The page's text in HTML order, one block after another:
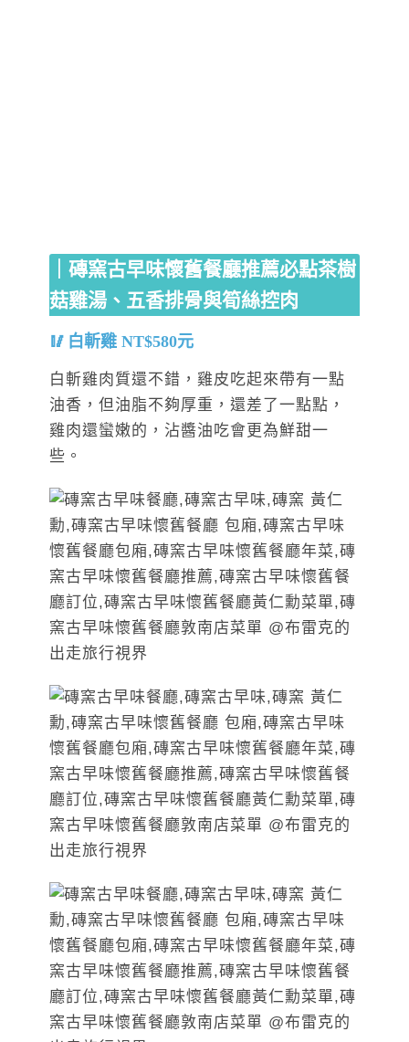
｜磚窯古早味懷舊餐廳推薦必點茶樹
菇雞湯、五香排骨與筍絲控肉
白斬雞 NT$580元
白斬雞肉質還不錯，雞皮吃起來帶有一點
油香，但油脂不夠厚重，還差了一點點，
雞肉還蠻嫩的，沾醬油吃會更為鮮甜一
些。